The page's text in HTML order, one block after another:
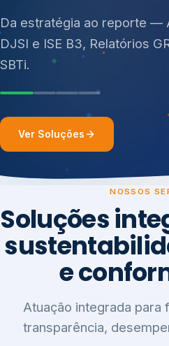
resíduos sólidos (PGRS/
Ver Soluções
NOSSOS
Soluções
e
Atuação integrada para
transparência,